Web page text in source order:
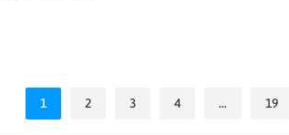
1 2 3 4 … 19